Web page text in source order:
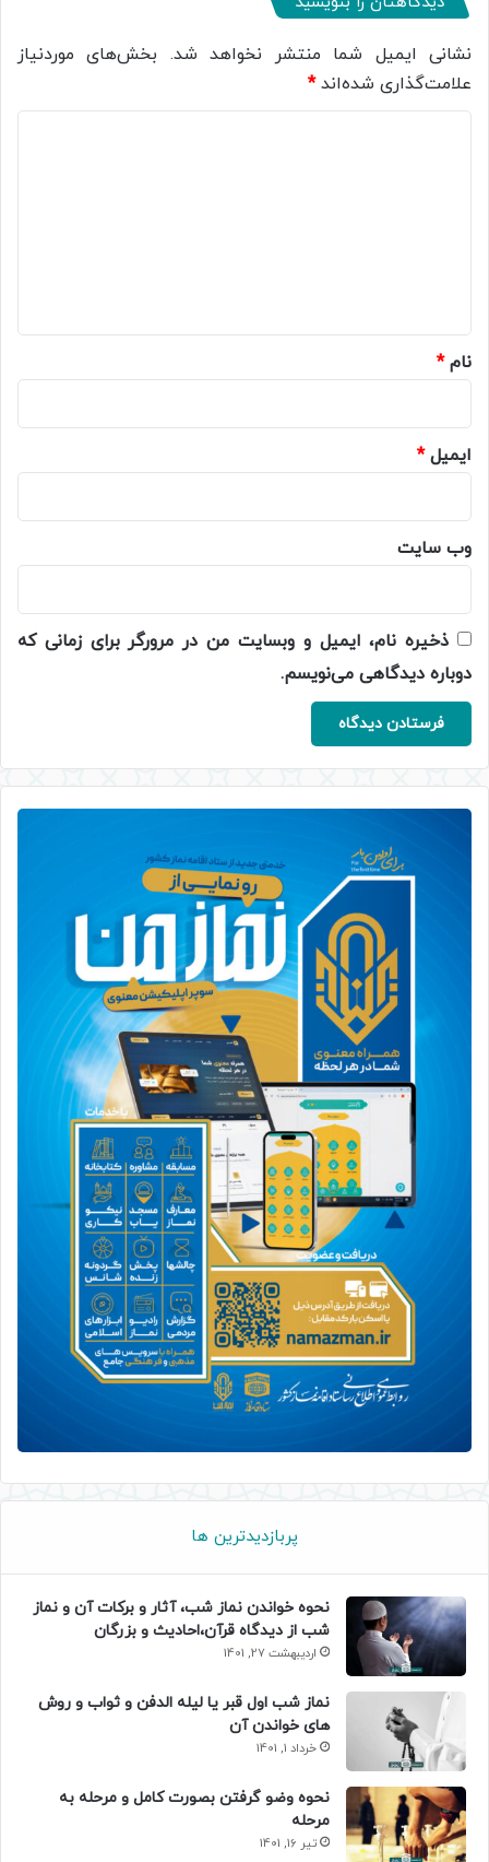
نشانی ایمیل شما منتشر نخواهد شد. بخش‌های موردنیاز
علامت‌گذاری شده‌اند*
نام*
ایمیل*
وب‌ سایت
ذخیره نام، ایمیل و وبسایت من در مرورگر برای زمانی که
دوباره دیدگاهی می‌نویسم.
پربازدیدترین ها
نحوه خواندن نماز شب، آثار و برکات آن و نماز
شب از دیدگاه قرآن،احادیث و بزرگان
اردیبهشت 27, 1401
نماز شب اول قبر یا لیله الدفن و ثواب و روش
های خواندن آن
خرداد 1, 1401
نحوه وضو گرفتن بصورت کامل و مرحله به
مرحله
تیر 16, 1401